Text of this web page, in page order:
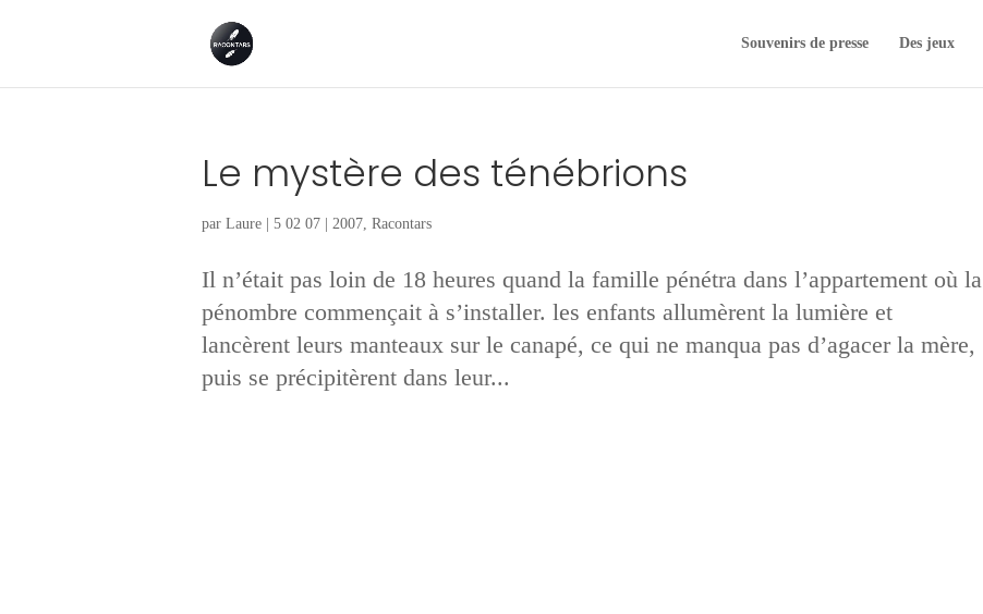
Souvenirs de presse Des jeux
Le mystère des ténébrions
par Laure| 5 02 07| 2007, Racontars
Il n’était pas loin de 18 heures quand la famille pénétra dans l’appartement où la
pénombre commençait à s’installer. les enfants allumèrent la lumière et
lancèrent leurs manteaux sur le canapé, ce qui ne manqua pas d’agacer la mère,
puis se précipitèrent dans leur...